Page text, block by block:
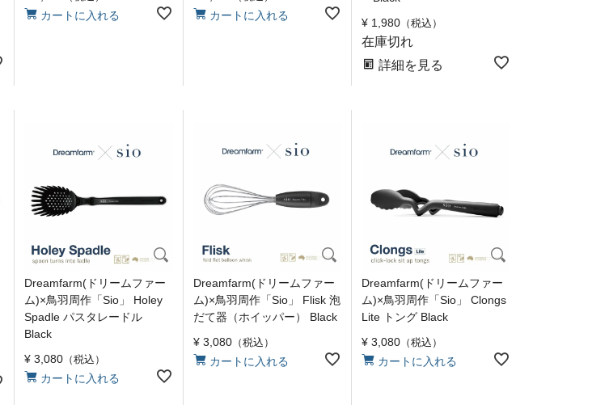
カートに入れる カートに入れる
¥ 1,980 税込
在庫切れ
詳細を見る
Dreamfarm(ドリームファー
ム)×鳥羽周作「Sio」 Holey
Spadle パスタレードル
Black
¥ 3,080 税込
カートに入れる
Dreamfarm(ドリームファー
ム)×鳥羽周作「Sio」 Flisk 泡
だて器（ホイッパー） Black
¥ 3,080 税込
カートに入れる
Dreamfarm(ドリームファー
ム)×鳥羽周作「Sio」 Clongs
Lite トング Black
¥ 3,080 税込
カートに入れる